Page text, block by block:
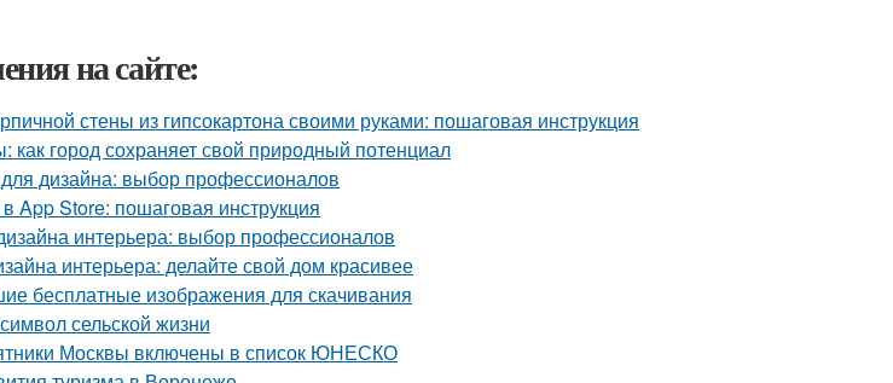
на сайте:
стены из гипсокартона своими руками: пошаговая инструкция
как город сохраняет свой природный потенциал
дизайна: выбор профессионалов
App Store: пошаговая инструкция
интерьера: выбор профессионалов
интерьера: делайте свой дом красивее
бесплатные изображения для скачивания
сельской жизни
Москвы включены в список ЮНЕСКО